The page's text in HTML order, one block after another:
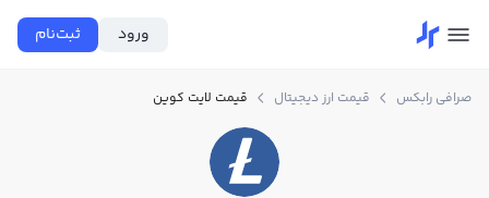
ورود ثبت‌نام
صرافی رابکس قیمت ارز دیجیتال قیمت لایت کوین